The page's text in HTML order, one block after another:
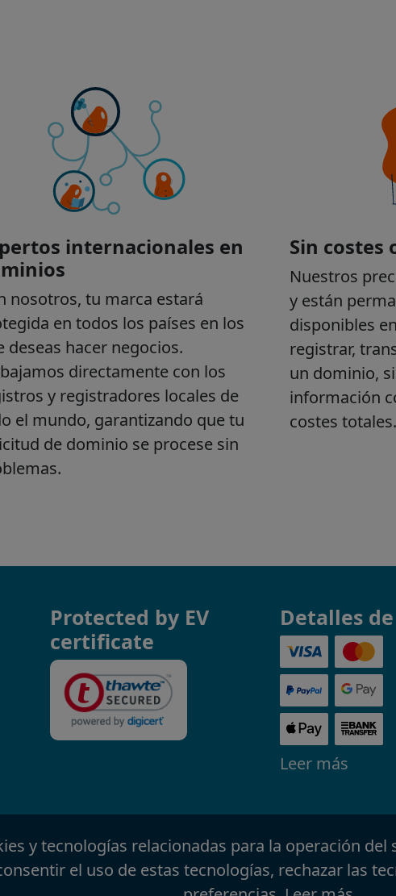
Protected by EV
certificate
Detalles
Leer más
y tecnologías relacionadas para la operación
el uso de estas tecnologías, rechazar las